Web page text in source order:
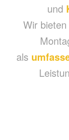
und
Wir
als